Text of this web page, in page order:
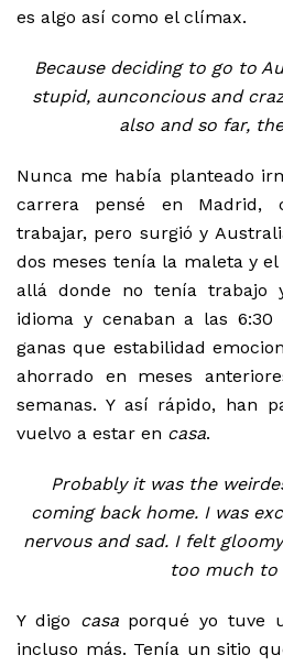
es algo así como el clímax.
Because deciding to go to
stupid, aunconcious and
also and so far,
Nunca me había planteado
carrera pensé en Madrid,
trabajar, pero surgió y
dos meses tenía la maleta y
allá donde no tenía trabajo
idioma y cenaban a las
ganas que estabilidad
ahorrado en meses
semanas. Y así rápido, han
vuelvo a estar en casa.
Probably it was the
coming back home. I was
nervous and sad. I felt
too much to
Y digo casa porqué yo tuve
incluso más. Tenía un sitio